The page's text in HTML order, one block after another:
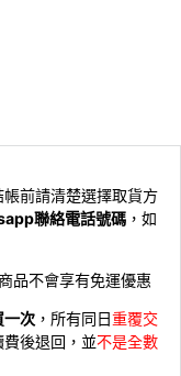
前請清楚選擇取貨方
聯絡電話號碼 ，如
品不會享有免運優惠
一次 ，所有同日重覆交
費後退回，並不是全數